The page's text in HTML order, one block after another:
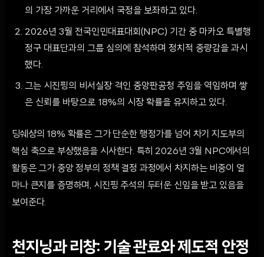
의 가장 가까운 거리에서 국정을 보좌하고 있다.
2026년 3월 전국인민대표대회(NPC) 기간 중 마카오 특별행
정구 대표단과의 그룹 심의에 참석하며 정치적 중량감을 과시
했다.
그는 시진핑의 비서실장 격인 중앙판공청 주임을 역임하며 쌓
은 신뢰를 바탕으로 18%의 시장 확률을 유지하고 있다.
딩쉐샹의 18% 확률은 그가 단순한 행정가를 넘어 차기 지도부의
핵심 축으로 부상했음을 시사한다. 특히 2026년 3월 NPC에서의
활동은 그가 중앙 정부의 정책 결정 과정에서 차지하는 비중이 얼
마나 큰지를 증명하며, 시진핑 주석의 두터운 신임을 받고 있음을
보여준다.
천지닝과 리창: 기술 관료와 제도적 안정